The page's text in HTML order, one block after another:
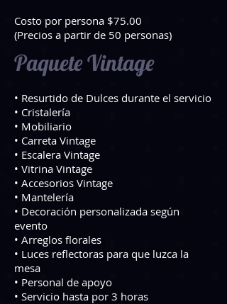
Costo por persona $75.00
(Precios a partir de 50 personas)
Paquete Vintage
• Resurtido de Dulces durante el servicio
• Cristalería
• Mobiliario
• Carreta Vintage
• Escalera Vintage
• Vitrina Vintage
• Accesorios Vintage
• Mantelería
• Decoración personalizada según
evento
• Arreglos florales
• Luces reflectoras para que luzca la
mesa
• Personal de apoyo
• Servicio hasta por 3 horas